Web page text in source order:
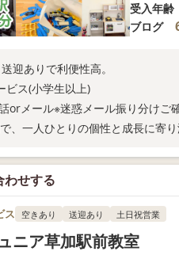
受入年齢
ブログ
迎ありで利便性高。
ビス(小学生以上)
orメール※迷惑メール振り分けご
、一人ひとりの個性と成長に寄
わせする
ス 空きあり 送迎あり 土日祝営業
ニア草加駅前教室